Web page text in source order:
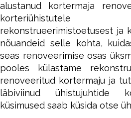
alustanud kortermaja
rekonstrueerimistoetusest ja
nõuandeid selle kohta,
seas renoveerimise osas
pooles külastame
renoveeritud kortermaju ja
läbiviinud ühistujuhtide
küsimused saab küsida otse